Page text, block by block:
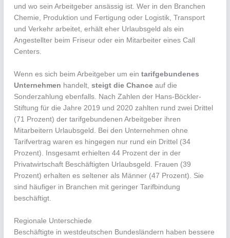
und wo sein Arbeitgeber ansässig ist. Wer in den Branchen
Chemie, Produktion und Fertigung oder Logistik, Transport
und Verkehr arbeitet, erhält eher Urlaubsgeld als ein
Angestellter beim Friseur oder ein Mitarbeiter eines Call
Centers.
Wenn es sich beim Arbeitgeber um eintarifgebundenes
Unternehmen handelt,steigt die Chance auf die
Sonderzahlung ebenfalls. Nach Zahlen der Hans-Böckler-
Stiftung für die Jahre 2019 und 2020 zahlten rund zwei Drittel
(71 Prozent) der tarifgebundenen Arbeitgeber ihren
Mitarbeitern Urlaubsgeld. Bei den Unternehmen ohne
Tarifvertrag waren es hingegen nur rund ein Drittel (34
Prozent). Insgesamt erhielten 44 Prozent der in der
Privatwirtschaft Beschäftigten Urlaubsgeld. Frauen (39
Prozent) erhalten es seltener als Männer (47 Prozent). Sie
sind häufiger in Branchen mit geringer Tarifbindung
beschäftigt.
Regionale Unterschiede
Beschäftigte in westdeutschen Bundesländern haben bessere